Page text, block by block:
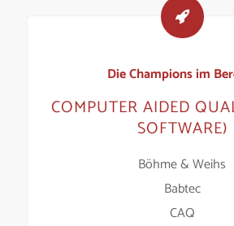
Die Champions im
COMPUTER AIDED
SOFTWARE)
Böhme & Weihs
Babtec
CAQ